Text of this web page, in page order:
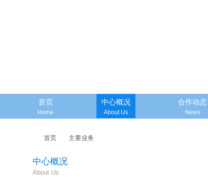
首页
Home
中心概况
About Us
合作动态
News
首页 主要业务
中心概况
About Us